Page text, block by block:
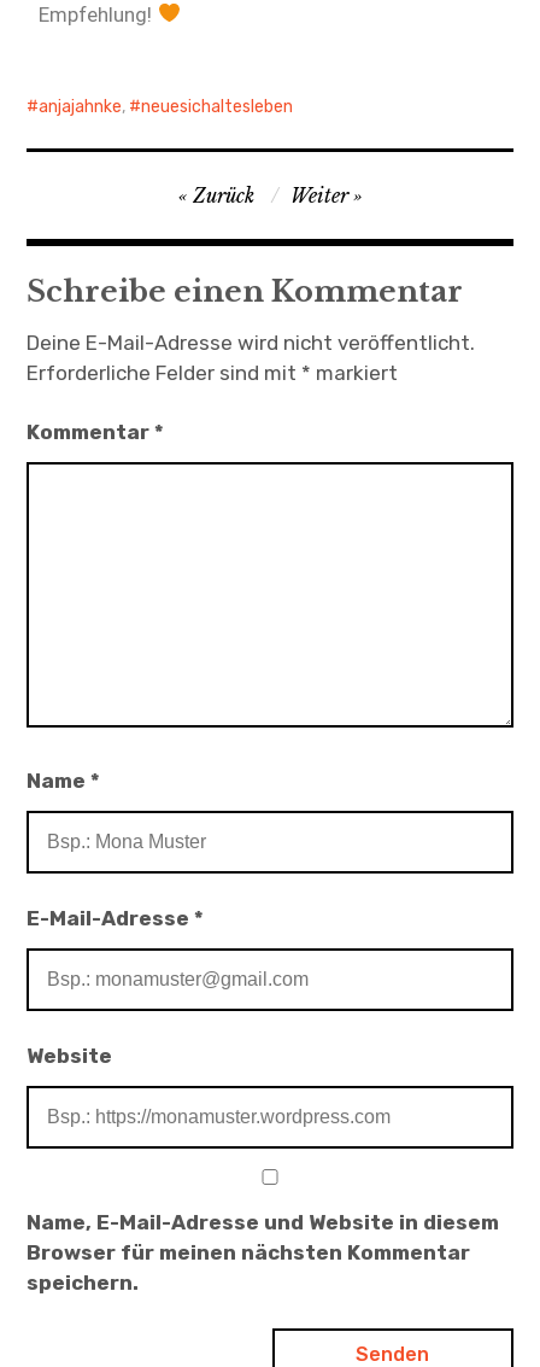
Empfehlung!
anjajahnke, neuesichaltesleben
Zurück Weiter
Schreibe einen Kommentar
Deine E-Mail-Adresse wird nicht veröffentlicht.
Erforderliche Felder sind mit * markiert
Kommentar*
Name*
E-Mail-Adresse*
Website
Name, E-Mail-Adresse und Website in diesem
Browser für meinen nächsten Kommentar
speichern.